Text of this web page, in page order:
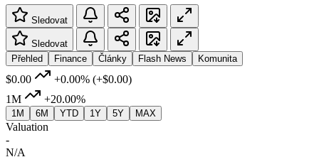
Sledovat
Sledovat
Přehled
Finance Články Flash News Komunita
$0.00 +0.00% (+$0.00)
1M
+20.00%
1M 6M YTD 1Y 5Y MAX
Valuation
-
N/A